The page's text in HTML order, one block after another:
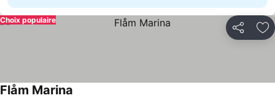
Partager
Choix populaire
Flåm Marina